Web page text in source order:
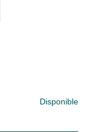
Disponible